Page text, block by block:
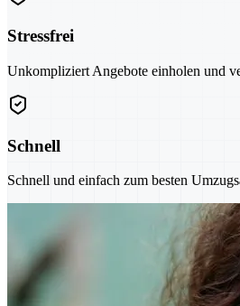
Stressfrei
Unkompliziert Angebote einholen und
Schnell
Schnell und einfach zum besten